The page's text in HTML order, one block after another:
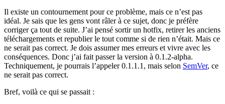
Il existe un contournement pour ce problème, mais ce n’est pas
idéal. Je sais que les gens vont râler à ce sujet, donc je préfère
corriger ça tout de suite. J’ai pensé sortir un hotfix, retirer les anciens
téléchargements et republier le tout comme si de rien n’était. Mais ce
ne serait pas correct. Je dois assumer mes erreurs et vivre avec les
conséquences. Donc j’ai fait passer la version à 0.1.2-alpha.
Techniquement, je pourrais l’appeler 0.1.1.1, mais selon SemVer, ce
ne serait pas correct.
Bref, voilà ce qui se passait :